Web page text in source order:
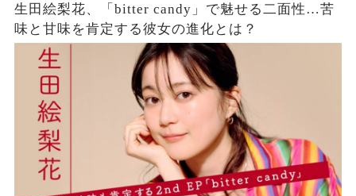
生田絵梨花、「bitter candy」で魅せる二面性…苦
味と甘味を肯定する彼女の進化とは？